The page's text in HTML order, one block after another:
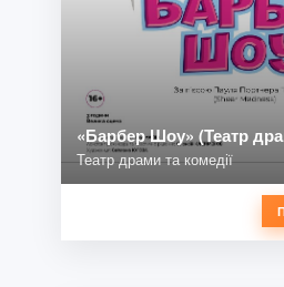
«Барбер Шоу» (Театр
Театр драми та комедії